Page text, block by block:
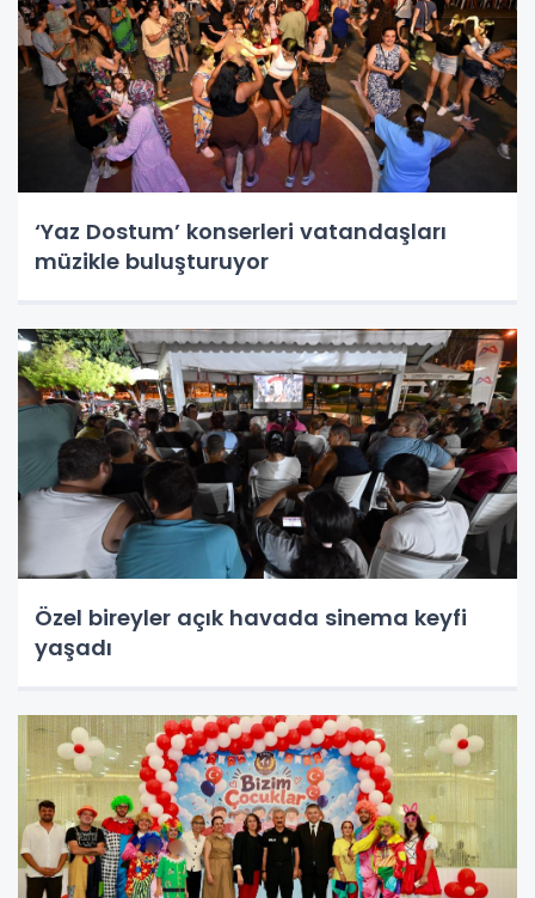
‘Yaz Dostum’ konserleri vatandaşları
müzikle buluşturuyor
Özel bireyler açık havada sinema keyfi
yaşadı